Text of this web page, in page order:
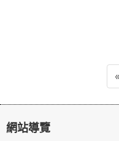
«
網站導覽